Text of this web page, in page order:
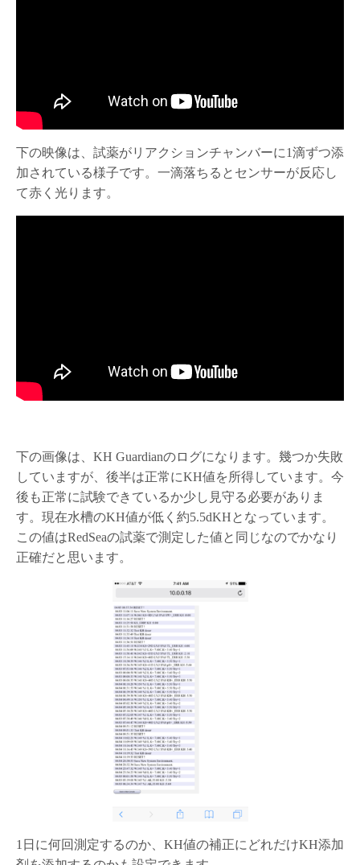
下の映像は、試薬がリアクションチャンバーに1滴ずつ添
加されている様子です。一滴落ちるとセンサーが反応し
て赤く光ります。
下の画像は、KH Guardianのログになります。幾つか失敗
していますが、後半は正常にKH値を所得しています。今
後も正常に試験できているか少し見守る必要がありま
す。現在水槽のKH値が低く約5.5dKHとなっています。
この値はRedSeaの試薬で測定した値と同じなのでかなり
正確だと思います。
1日に何回測定するのか、KH値の補正にどれだけKH添加